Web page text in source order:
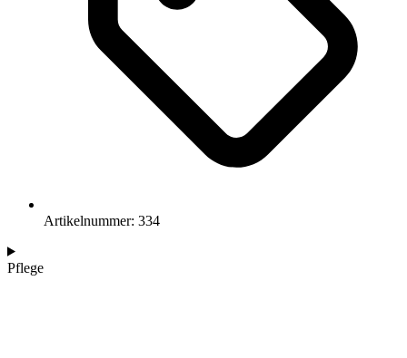
Artikelnummer: 334
Pflege